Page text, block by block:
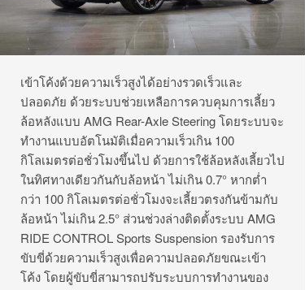
เข้าโค้งด้วยความเร็วสูงได้อย่างรวดเร็วและ
ปลอดภัย ด้วยระบบช่วยเหลือการควบคุมการเลี้ยว
ล้อหลังแบบ AMG Rear-Axle Steering โดยระบบจะ
ทำงานแบบอัตโนมัติเมื่อความเร็วเกิน 100
กิโลเมตรต่อชั่วโมงขึ้นไป ด้วยการใช้ล้อหลังเลี้ยวไป
ในทิศทางเดียวกันกับล้อหน้า ไม่เกิน 0.7° หากต่ำ
กว่า 100 กิโลเมตรต่อชั่วโมงจะเลี้ยวตรงกันข้ามกับ
ล้อหน้า ไม่เกิน 2.5° ส่วนช่วงล่างติดตั้งระบบ AMG
RIDE CONTROL Sports Suspension รองรับการ
ขับขี่ด้วยความเร็วสูงเพื่อความปลอดภัยขณะเข้า
โค้ง โดยผู้ขับขี่สามารถปรับระบบการทำงานของ